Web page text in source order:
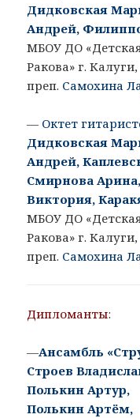
Дидковская
Андрей,
МБОУ ДО
Ракова» г. Калуги,
преп. Самохина
— Октет
Дидковская
Андрей,
Смирнова
Виктория,
МБОУ ДО
Ракова» г. Калуги,
преп. Самохина
Дипломанты:
—Ансамбль
Строев
Полькин Артур,
Полькин Артём,